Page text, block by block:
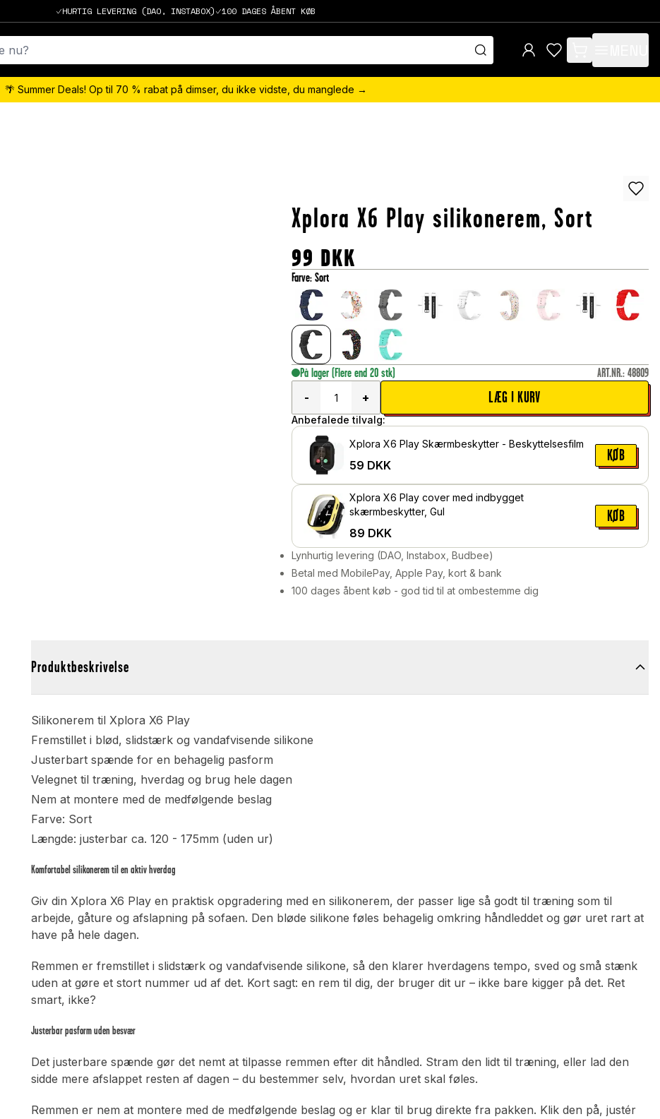
HURTIG LEVERING (DAO, INSTABOX) 100 DAGES ÅBENT KØB
items in cart, view
🌴 Summer Deals! Op til 70 % rabat på dimser, du ikke vidste, du manglede →
Xplora X6 Play silikonerem, Sort
99 DKK
Farve:Sort
På lager (Flere end 20 stk) ART.NR.: 48809
-
+ LÆG I KURV
Anbefalede tilvalg:
Xplora X6 Play Skærmbeskytter - Beskyttelsesfilm
59 DKK
KØB
Xplora X6 Play cover med indbygget
skærmbeskytter, Gul
89 DKK
KØB
Lynhurtig levering (DAO, Instabox, Budbee)
Betal med MobilePay, Apple Pay, kort & bank
100 dages åbent køb - god tid til at ombestemme dig
Produktbeskrivelse
Silikonerem til Xplora X6 Play
Fremstillet i blød, slidstærk og vandafvisende silikone
Justerbart spænde for en behagelig pasform
Velegnet til træning, hverdag og brug hele dagen
Nem at montere med de medfølgende beslag
Farve: Sort
Længde: justerbar ca. 120 - 175mm (uden ur)
Komfortabel silikonerem til en aktiv hverdag
Giv din Xplora X6 Play en praktisk opgradering med en silikonerem, der passer lige så godt til træning som til
arbejde, gåture og afslapning på sofaen. Den bløde silikone føles behagelig omkring håndleddet og gør uret rart at
have på hele dagen.
Remmen er fremstillet i slidstærk og vandafvisende silikone, så den klarer hverdagens tempo, sved og små stænk
uden at gøre et stort nummer ud af det. Kort sagt: en rem til dig, der bruger dit ur – ikke bare kigger på det. Ret
smart, ikke?
Justerbar pasform uden besvær
Det justerbare spænde gør det nemt at tilpasse remmen efter dit håndled. Stram den lidt til træning, eller lad den
sidde mere afslappet resten af dagen – du bestemmer selv, hvordan uret skal føles.
Remmen er nem at montere med de medfølgende beslag og er klar til brug direkte fra pakken. Klik den på, justér